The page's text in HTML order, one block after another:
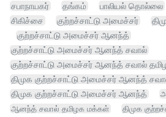
சபாநாயகர்
தங்கம் பாலியல் தொல்லை
சிகிச்சை
குற்றச்சாட்டு அமைச்சர்
குற்றச்சாட்டு அமைச்சர் ஆனந்த்
குற்றச்சாட்டு அமைச்சர் ஆனந்த் சவால்
குற்றச்சாட்டு அமைச்சர் ஆனந்த் சவால்
திமுக குற்றச்சாட்டு அமைச்சர் ஆனந்த்
திமுக குற்றச்சாட்டு அமைச்சர் ஆனந்த்
ஆனந்த் சவால் தமிழக மக்கள்
திமுக